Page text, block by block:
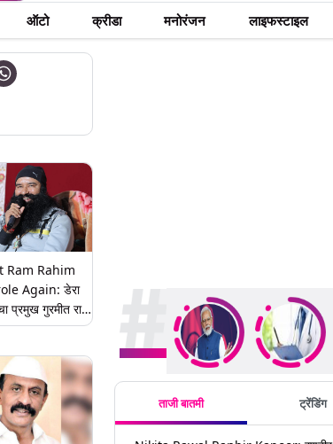
ऑटो क्रीडा मनोरंजन लाइफस्टाइल
Ram Rahim
Again: डेरा
प्रमुख गुरमीत राम
पॅरोल मंजूर;
ताजी बातमी ट्रेंडिंग